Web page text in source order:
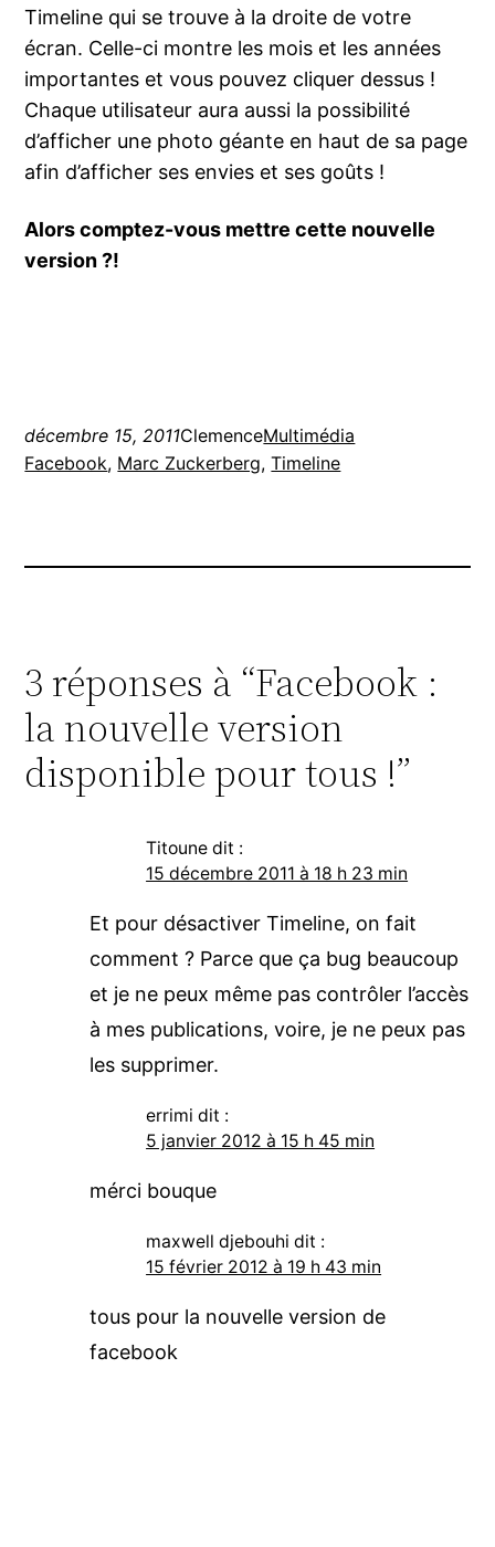
Timeline qui se trouve à la droite de votre
écran. Celle-ci montre les mois et les années
importantes et vous pouvez cliquer dessus !
Chaque utilisateur aura aussi la possibilité
d’afficher une photo géante en haut de sa page
afin d’afficher ses envies et ses goûts !
Alors comptez-vous mettre cette nouvelle
version ?!
décembre 15, 2011ClemenceMultimédia
Facebook, Marc Zuckerberg, Timeline
3 réponses à “Facebook :
la nouvelle version
disponible pour tous !”
Titoune dit :
15 décembre 2011 à 18 h 23 min
Et pour désactiver Timeline, on fait
comment ? Parce que ça bug beaucoup
et je ne peux même pas contrôler l’accès
à mes publications, voire, je ne peux pas
les supprimer.
errimi dit :
5 janvier 2012 à 15 h 45 min
mérci bouque
maxwell djebouhi dit :
15 février 2012 à 19 h 43 min
tous pour la nouvelle version de
facebook